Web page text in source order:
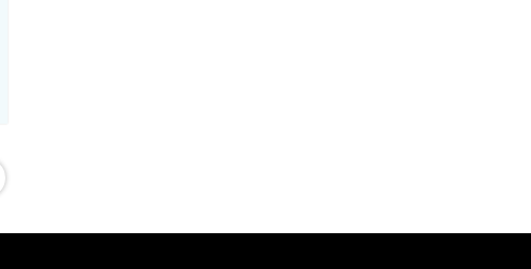
কৃষি, মৎস্য ও পরিবেশে নতুন